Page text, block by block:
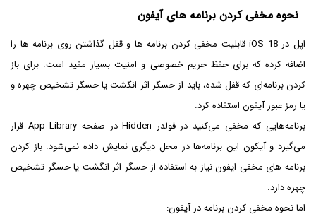
نحوه مخفی کردن برنامه های آیفون
اپل در iOS 18 قابلیت مخفی کردن برنامه ها و قفل گذاشتن روی برنامه ها را
اضافه کرده که برای حفظ حریم خصوصی و امنیت بسیار مفید است. برای باز
کردن برنامه‌ای که قفل شده، باید از حسگر اثر انگشت یا حسگر تشخیص چهره و
یا رمز عبور آیفون استفاده کرد.
برنامه‌هایی که مخفی می‌کنید در فولدر Hidden در صفحه App Library قرار
می‌گیرد و آیکون این برنامه‌ها در محل دیگری نمایش داده نمی‌شود. باز کردن
برنامه های مخفی ایفون نیاز به استفاده از حسگر اثر انگشت یا حسگر تشخیص
چهره دارد.
اما نحوه مخفی کردن برنامه در آیفون: